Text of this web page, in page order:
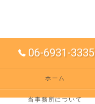
06-6931-3335
ホーム
当事務所について